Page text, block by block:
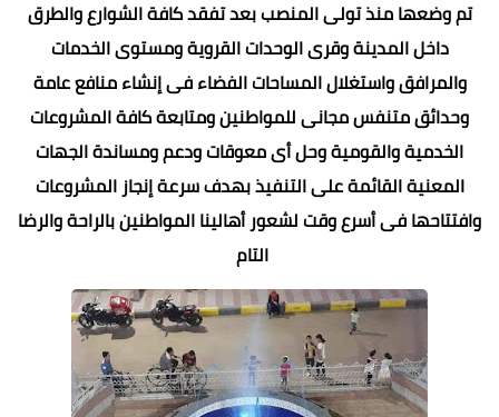
تم وضعها منذ تولى المنصب بعد تفقد كافة الشوارع والطرق
داخل المدينة وقرى الوحدات القروية ومستوى الخدمات
والمرافق واستغلال المساحات الفضاء فى إنشاء منافع عامة
وحدائق متنفس مجانى للمواطنين ومتابعة كافة المشروعات
الخدمية والقومية وحل أى معوقات ودعم ومساندة الجهات
المعنية القائمة على التنفيذ بهدف سرعة إنجاز المشروعات
وافتتاحها فى أسرع وقت لشعور أهالينا المواطنين بالراحة والرضا
التام